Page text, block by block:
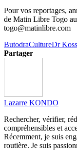
Pour vos reportages,
de Matin Libre Togo
togo@matinlibre.com
ButodraCultureDr
Partager
Lazarre KONDO
Rechercher, vérifier,
compréhensibles et
Récemment, je suis
routière. Je suis